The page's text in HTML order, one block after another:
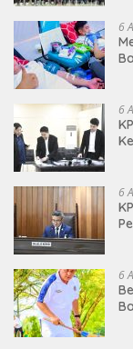
6
6
6
6